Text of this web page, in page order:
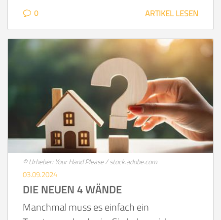
ARTIKEL LESEN
0
© Urheber: Your Hand Please / stock.adobe.com
03.09.2024
DIE NEUEN 4 WÄNDE
Manchmal muss es einfach ein